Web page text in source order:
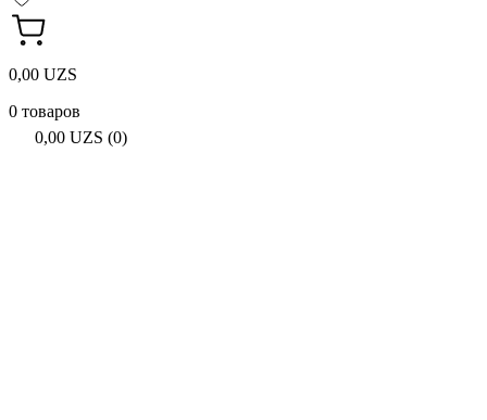
0,00 UZS
0 товаров
0,00 UZS (0)